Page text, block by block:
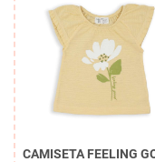
CAMISETA FEELING